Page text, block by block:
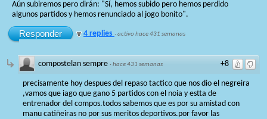
Aún subiremos pero dirán: "Sí, hemos subido pero hemos perdido
algunos partidos y hemos renunciado al jogo bonito".
Responder 4 replies ·activo hace 431 semanas
+8
compostelan sempre ·hace 431 semanas
precisamente hoy despues del repaso tactico que nos dio el negreira
,vamos que iago que gano 5 partidos con el noia y estta de
entrenador del compos.todos sabemos que es por su amistad con
manu catiñeiras no por sus meritos deportivos.por favor las